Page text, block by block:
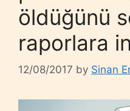
öldüğünü
raporlara
12/08/2017 by Sinan